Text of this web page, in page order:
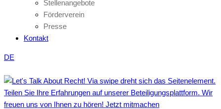
Stellenangebote
Förderverein
Presse
Kontakt
DE
Teilen Sie Ihre Erfahrungen auf unserer Beteiligungsplattform. Wir
freuen uns von Ihnen zu hören! Jetzt mitmachen